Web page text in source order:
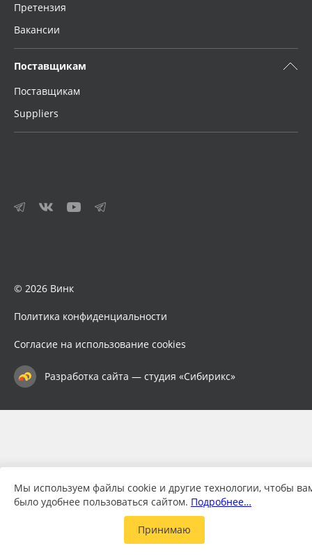
Претензия
Вакансии
Поставщикам
Поставщикам
Suppliers
© 2026 Винк
Политика конфиденциальности
Согласие на использование cookies
Разработка сайта — студия «Сибирикс»
Мы используем файлы cookie и другие технологии, чтобы
было удобнее пользоваться сайтом. Подробнее…
Принимаю